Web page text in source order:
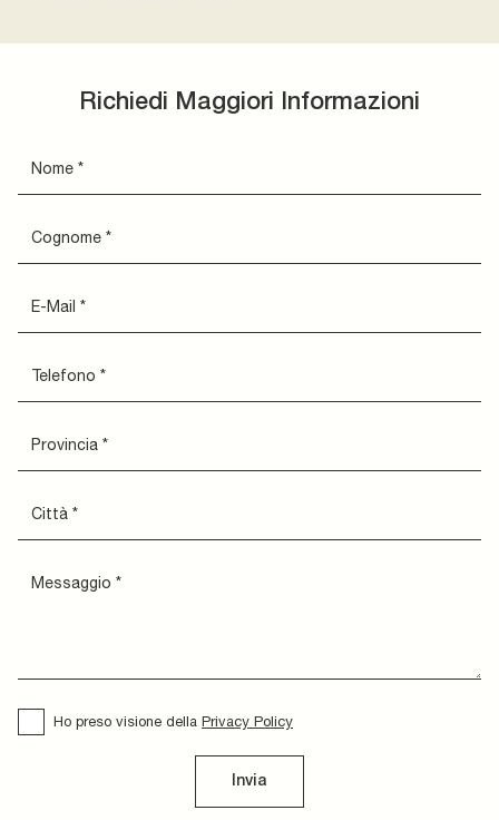
Richiedi Maggiori Informazioni
Ho preso visione della Privacy Policy
Invia